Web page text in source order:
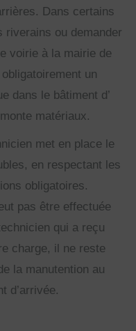
Dans certains
riverains ou demander
voirie à la mairie de
un
dans le bâtiment d’
matériaux.
met en place le
en respectant les
obligatoires.
pas être effectuée
qui a reçu
charge, il ne reste
la manutention au
d’arrivée.